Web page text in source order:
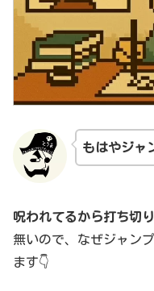
もはやジャ
呪われてるから打ち切
無いので、なぜジャン
ます👇